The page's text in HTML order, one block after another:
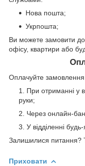
Нова пошта;
Укрпошта;
Ви можете замовити
офісу, квартири або
Оплачуйте замовлення
При отриманні у
руки;
Через онлайн-
У відділенні
Залишилися
Приховати